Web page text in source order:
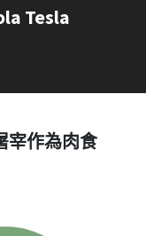
Tesla
宰作為肉食